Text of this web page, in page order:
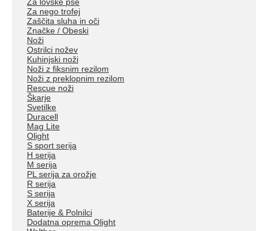
Za nego trofej
Zaščita sluha in oči
Značke / Obeski
Noži
Ostrilci nožev
Kuhinjski noži
Noži z fiksnim rezilom
Noži z preklopnim rezilom
Rescue noži
Škarje
Svetilke
Duracell
Mag Lite
Olight
S sport serija
H serija
M serija
PL serija za orožje
R serija
S serija
X serija
Baterije & Polnilci
Dodatna oprema Olight